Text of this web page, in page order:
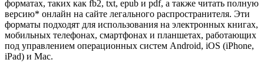
форматах, таких как fb2, txt, epub и pdf, а также читать полную
версию* онлайн на сайте легального распространителя. Эти
форматы подходят для использования на электронных книгах,
мобильных телефонах, смартфонах и планшетах, работающих
под управлением операционных систем Android, iOS (iPhone,
iPad) и Mac.